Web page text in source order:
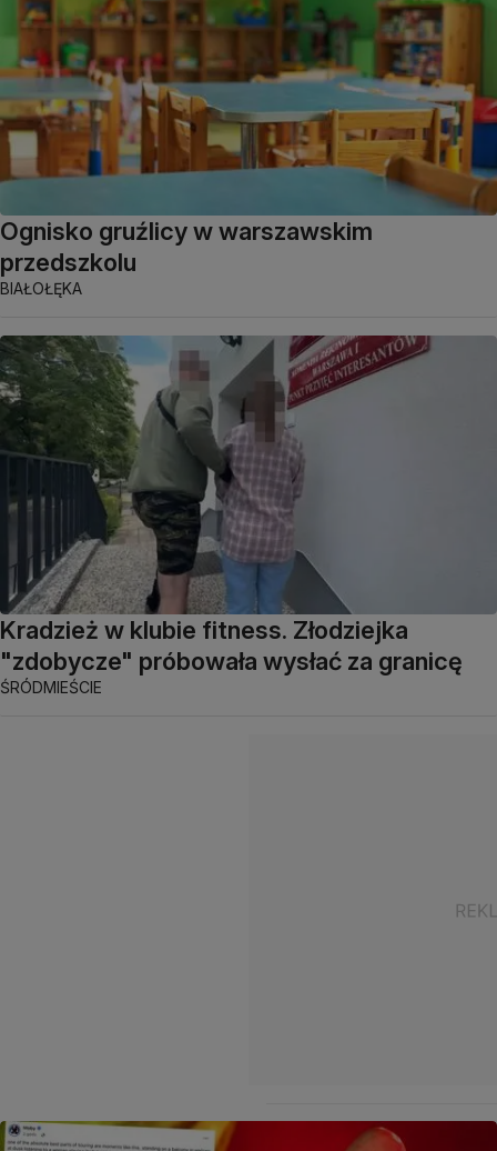
Ognisko gruźlicy w warszawskim
przedszkolu
BIAŁOŁĘKA
Kradzież w klubie fitness. Złodziejka
"zdobycze" próbowała wysłać za granicę
ŚRÓDMIEŚCIE